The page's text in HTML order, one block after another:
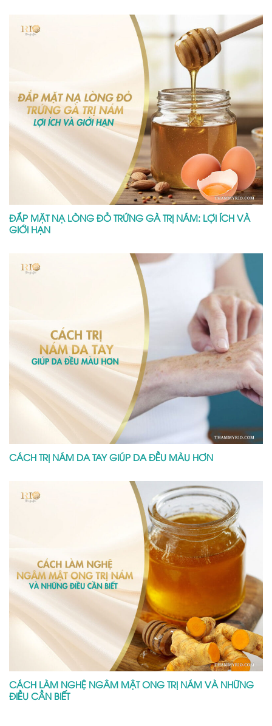
ĐẮP MẶT NẠ LÒNG ĐỎ TRỨNG GÀ TRỊ NÁM: LỢI ÍCH VÀ
GIỚI HẠN
CÁCH TRỊ NÁM DA TAY GIÚP DA ĐỀU MÀU HƠN
CÁCH LÀM NGHỆ NGÂM MẬT ONG TRỊ NÁM VÀ NHỮNG
ĐIỀU CẦN BIẾT